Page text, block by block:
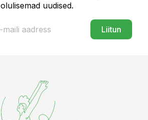
olulisemad uudised.
Liitun